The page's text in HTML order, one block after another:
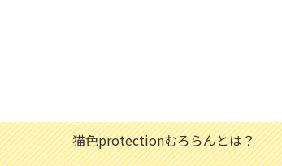
猫色protectionむろらんとは？